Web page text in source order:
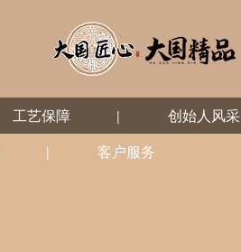
工艺保障 创始人风采
客户服务